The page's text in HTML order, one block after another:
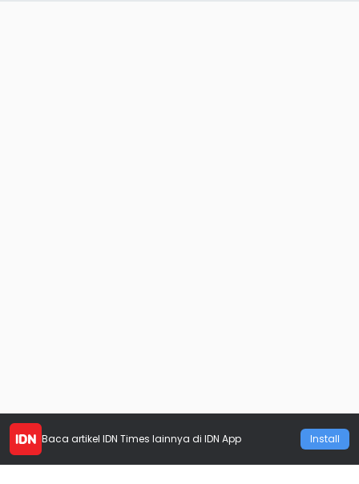
Baca artikel IDN Times lainnya di IDN App Install